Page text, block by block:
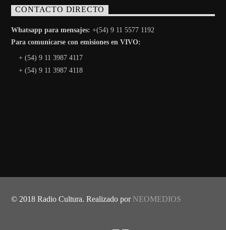
CONTACTO DIRECTO
Whatsapp para mensajes: +(54) 9 11 5577 1192
Para comunicarse con emisiones en VIVO:
+ (54) 9 11 3987 4117
+ (54) 9 11 3987 4118
© 2018 Radio Cultura. Realizado por NEOMEDIOS